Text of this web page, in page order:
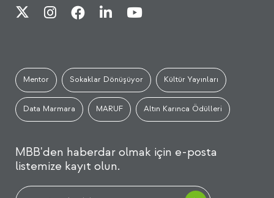
Mentor Sokaklar Dönüşüyor Kültür Yayınları
Data Marmara MARUF Altın Karınca Ödülleri
MBB'den haberdar olmak için e-posta
listemize kayıt olun.